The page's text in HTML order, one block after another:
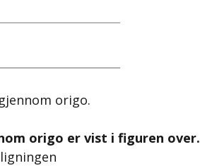
origo.
origo er vist i figuren over.